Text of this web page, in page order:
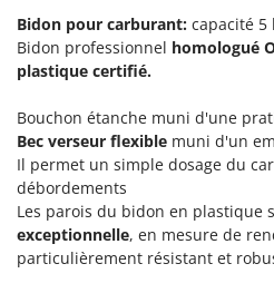
Bidon pour carburant: capacité 5
Bidon professionnel homologué
plastique certifié.
Bouchon étanche muni d'une
Bec verseur flexible muni d'un
Il permet un simple dosage du
débordements
Les parois du bidon en plastique
exceptionnelle, en mesure de
particulièrement résistant et